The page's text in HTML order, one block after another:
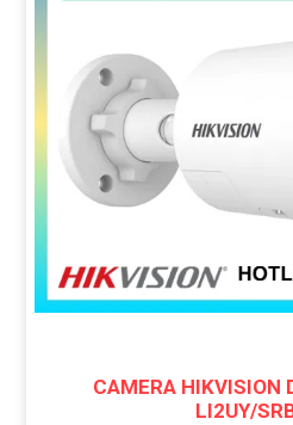
CAMERA HIKVISION
LI2UY/